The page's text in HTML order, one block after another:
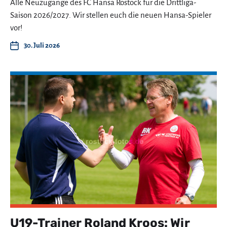
Alle Neuzugänge des FC Hansa Rostock für die Drittliga-
Saison 2026/2027. Wir stellen euch die neuen Hansa-Spieler
vor!
30. Juli 2026
U19-Trainer Roland Kroos: Wir